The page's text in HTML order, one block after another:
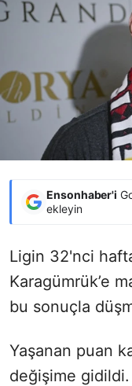
Ensonhaber'i
ekleyin
Ligin 32'nci
Karagümrük’e
bu sonuçla
Yaşanan puan
değişime gidildi.